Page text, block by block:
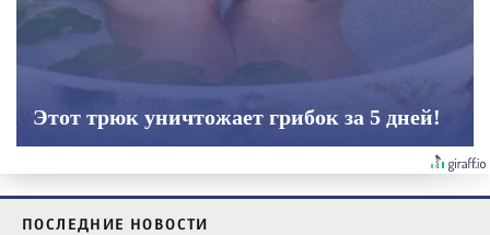
Этот трюк уничтожает грибок за 5 дней!
ПОСЛЕДНИЕ НОВОСТИ